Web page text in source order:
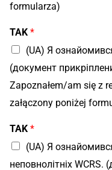
н
i
formularza)
TAK *
(UA) Я
(документ
Zapoznałem/am się z
załączony poniżej
TAK *
(UA) Я
неповнолітніх WCRS.